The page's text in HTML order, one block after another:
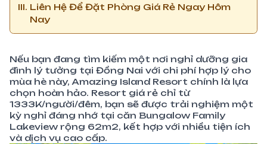
Liên Hệ Để Đặt Phòng Giá Rẻ Ngay Hôm
Nay
Nếu bạn đang tìm kiếm một nơi nghỉ dưỡng gia
đình lý tưởng tại Đồng Nai với chi phí hợp lý cho
mùa hè này, Amazing Island Resort chính là lựa
chọn hoàn hảo. Resort giá rẻ chỉ từ
1333K/người/đêm, bạn sẽ được trải nghiệm một
kỳ nghỉ đáng nhớ tại căn Bungalow Family
Lakeview rộng 62m2, kết hợp với nhiều tiện ích
và dịch vụ cao cấp.